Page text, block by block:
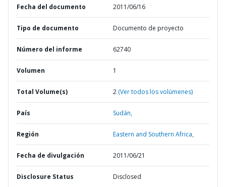
Fecha del documento 2011/06/16
Tipo de documento Documento de proyecto
Número del informe 62740
Volumen 1
Total Volume(s) 2 (Ver todos los volúmenes)
País Sudán,
Región Eastern and Southern Africa,
Fecha de divulgación 2011/06/21
Disclosure Status Disclosed